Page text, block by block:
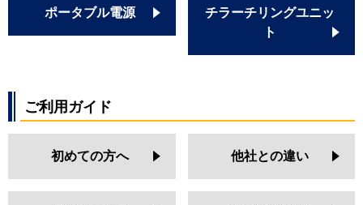
ポータブル電源
チラーチリングユニッ
ト
ご利用ガイド
初めての方へ 他社との違い